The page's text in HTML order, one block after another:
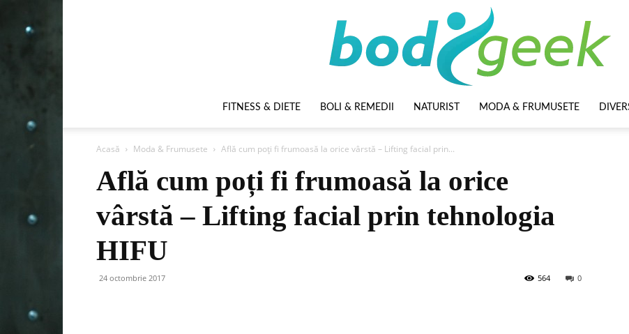
FITNESS & DIETE BOLI & REMEDII NATURIST MODA & FRUMUSETE
Acasă Moda & Frumusete Află cum poți fi frumoasă la orice vârstă – Lifting facial prin...
Află cum poți fi frumoasă la orice
vârstă – Lifting facial prin tehnologia
HIFU
24 octombrie 2017 0
564